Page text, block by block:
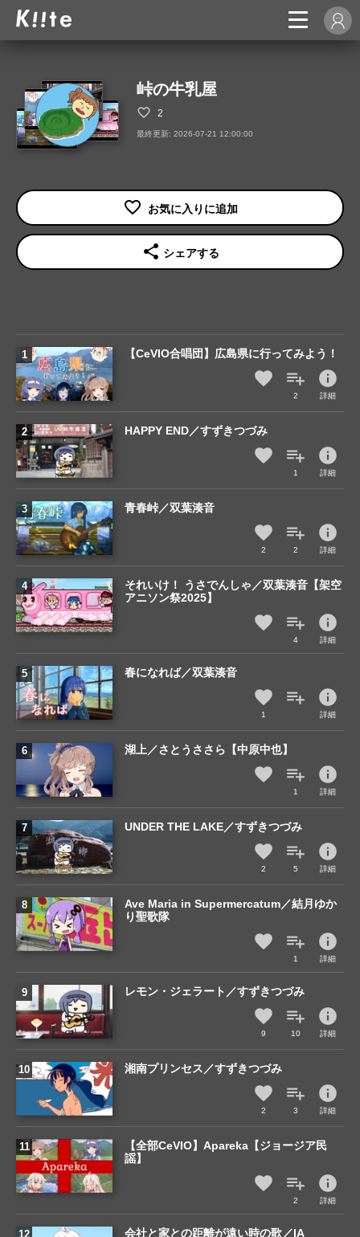
峠の牛乳屋
2
最終更新: 2026-07-21 12:00:00
share シェアする
【CeVIO合唱団】広島県に行ってみよう！
2
info
詳細
HAPPY END／すずきつづみ
1
info
詳細
青春峠／双葉湊音
2 2
info
詳細
それいけ！ うさでんしゃ／双葉湊音【架空
アニソン祭2025】
4
info
詳細
春になれば／双葉湊音
1
info
詳細
湖上／さとうささら【中原中也】
1
info
詳細
UNDER THE LAKE／すずきつづみ
2 5
info
詳細
Ave Maria in Supermercatum／結月ゆか
り聖歌隊
1
info
詳細
レモン・ジェラート／すずきつづみ
9 10
info
詳細
湘南プリンセス／すずきつづみ
2 3
info
詳細
【全部CeVIO】Apareka【ジョージア民
謡】
2
info
詳細
会社と家との距離が遠い時の歌／IA